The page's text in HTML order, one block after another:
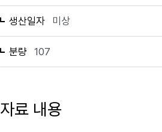
생산일자 미상
분량 107
자료 내용